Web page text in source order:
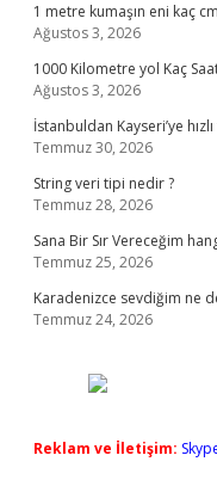
1 metre kumaşın eni kaç
Ağustos 3, 2026
1000 Kilometre yol Kaç
Ağustos 3, 2026
İstanbuldan Kayseri’ye
Temmuz 30, 2026
String veri tipi nedir ?
Temmuz 28, 2026
Sana Bir Sır Vereceğim
Temmuz 25, 2026
Karadenizce sevdiğim ne
Temmuz 24, 2026
Reklam ve İletişim: